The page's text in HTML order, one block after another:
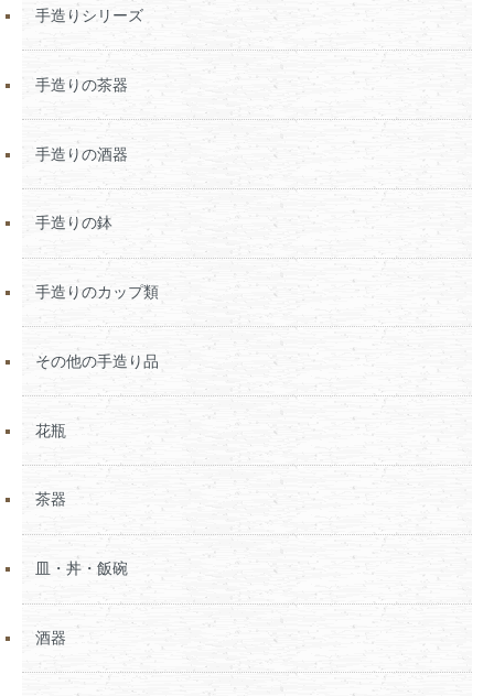
手造りシリーズ
手造りの茶器
手造りの酒器
手造りの鉢
手造りのカップ類
その他の手造り品
花瓶
茶器
皿・丼・飯碗
酒器